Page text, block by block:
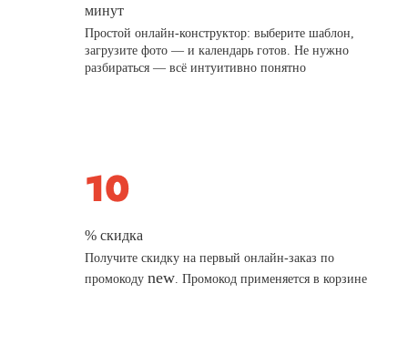
минут
Простой онлайн-конструктор: выберите шаблон,
загрузите фото — и календарь готов. Не нужно
разбираться — всё интуитивно понятно
% скидка
Получите скидку на первый онлайн-заказ по
промокодуnew. Промокод применяется в корзине